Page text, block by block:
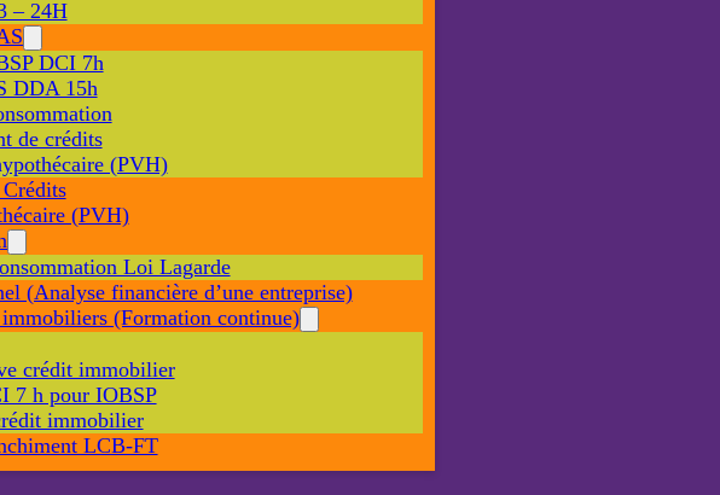
– 24H
DCI 7h
DDA 15h
de crédits
(PVH)
(PVH)
Loi Lagarde
(Analyse financière d’une entreprise)
(Formation continue)
crédit immobilier
7 h pour IOBSP
immobilier
LCB-FT